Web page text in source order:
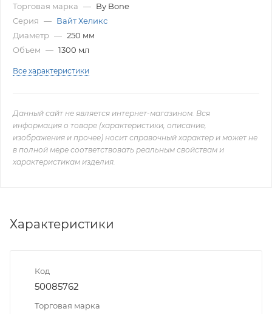
Торговая марка — By Bone
Серия — Вайт Хеликс
Диаметр — 250 мм
Объем — 1300 мл
Все характеристики
Данный сайт не является интернет-магазином. Вся
информация о товаре (характеристики, описание,
изображения и прочее) носит справочный характер и может не
в полной мере соответствовать реальным свойствам и
характеристикам изделия.
Характеристики
Код
50085762
Торговая марка